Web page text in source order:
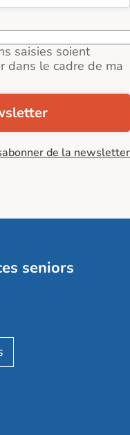
saisies soient
dans le cadre de ma
de la newsletter
seniors